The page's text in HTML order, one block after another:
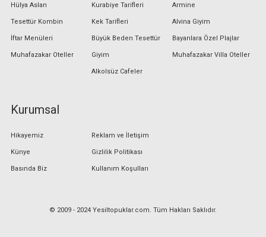
Hülya Aslan
Tesettür Kombin
İftar Menüleri
Muhafazakar Oteller
Kurabiye Tarifleri
Kek Tarifleri
Büyük Beden Tesettür
Giyim
Alkolsüz Cafeler
Armine
Alvina Giyim
Bayanlara Özel Plajlar
Muhafazakar Villa Oteller
Kurumsal
Hikayemiz
Künye
Basında Biz
Reklam ve İletişim
Gizlilik Politikası
Kullanım Koşulları
© 2009 - 2024 Yesiltopuklar.com. Tüm Hakları Saklıdır.